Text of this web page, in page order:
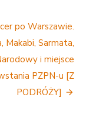
po Warszawie.
Makabi, Sarmata,
i miejsce
PZPN-u [Z
PODRÓŻY]